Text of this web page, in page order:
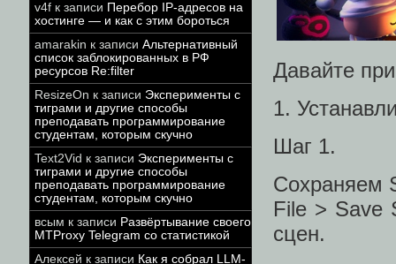
v4f к записи Перебор IP-адресов на
хостинге — и как с этим бороться
amarakin к записи Альтернативный
список заблокированных в РФ
ресурсов Re:filter
ResizeOn к записи Эксперименты с
тиграми и другие способы
преподавать программирование
студентам, которым скучно
Text2Vid к записи Эксперименты с
тиграми и другие способы
преподавать программирование
студентам, которым скучно
всым к записи Развёртывание своего
MTProxy Telegram со статистикой
Алексей к записи Как я собрал LLM-
Давайте
1.
Шаг 1.
Сохраняем
File > Save
сцен.